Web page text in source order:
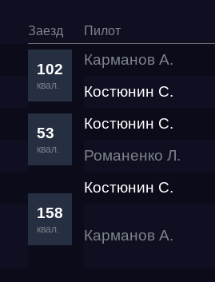
Заезд Пилот
102
квал.
Карманов А.
Костюнин С.
53
квал.
Костюнин С.
Романенко Л.
158
квал.
Костюнин С.
Карманов А.